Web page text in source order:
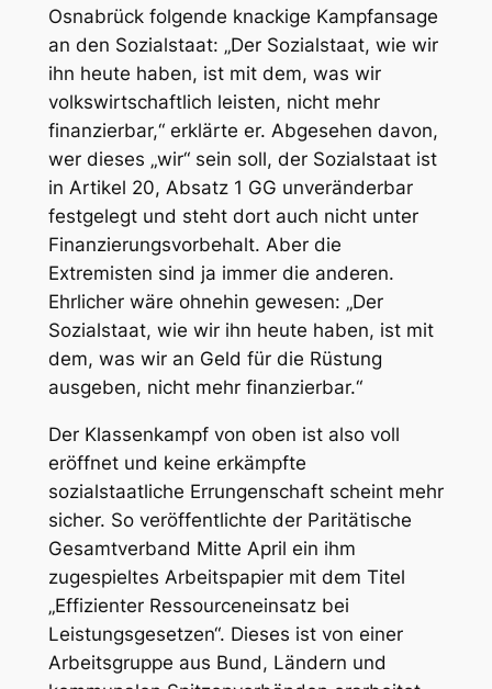
Osnabrück folgende knackige Kampfansage
an den Sozialstaat: „Der Sozialstaat, wie wir
ihn heute haben, ist mit dem, was wir
volkswirtschaftlich leisten, nicht mehr
finanzierbar,“ erklärte er. Abgesehen davon,
wer dieses „wir“ sein soll, der Sozialstaat ist
in Artikel 20, Absatz 1 GG unveränderbar
festgelegt und steht dort auch nicht unter
Finanzierungsvorbehalt. Aber die
Extremisten sind ja immer die anderen.
Ehrlicher wäre ohnehin gewesen: „Der
Sozialstaat, wie wir ihn heute haben, ist mit
dem, was wir an Geld für die Rüstung
ausgeben, nicht mehr finanzierbar.“
Der Klassenkampf von oben ist also voll
eröffnet und keine erkämpfte
sozialstaatliche Errungenschaft scheint mehr
sicher. So veröffentlichte der Paritätische
Gesamtverband Mitte April ein ihm
zugespieltes Arbeitspapier mit dem Titel
„Effizienter Ressourceneinsatz bei
Leistungsgesetzen“. Dieses ist von einer
Arbeitsgruppe aus Bund, Ländern und